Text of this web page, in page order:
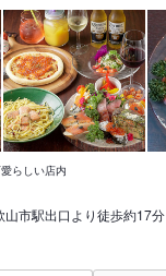
らしい店内
山市駅出口より徒歩約17分